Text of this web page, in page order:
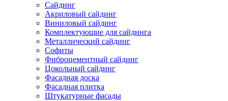
Сайдинг
Акриловый сайдинг
Виниловый сайдинг
Комплектующие для сайдинга
Металлический сайдинг
Софиты
Фиброцементный сайдинг
Цокольный сайдинг
Фасадная доска
Фасадная плитка
Штукатурные фасады